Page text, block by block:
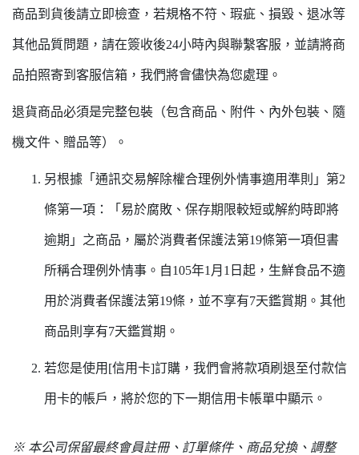
商品到貨後請立即檢查，若規格不符、瑕疵、損毀、退冰等
其他品質問題，請在簽收後24小時內與聯繫客服，並請將商
品拍照寄到客服信箱，我們將會儘快為您處理。
退貨商品必須是完整包裝（包含商品、附件、內外包裝、隨
機文件、贈品等）。
另根據「通訊交易解除權合理例外情事適用準則」第2
條第一項：「易於腐敗、保存期限較短或解約時即將
逾期」之商品，屬於消費者保護法第19條第一項但書
所稱合理例外情事。自105年1月1日起，生鮮食品不適
用於消費者保護法第19條，並不享有7天鑑賞期。其他
商品則享有7天鑑賞期。
若您是使用[信用卡]訂購，我們會將款項刷退至付款信
用卡的帳戶，將於您的下一期信用卡帳單中顯示。
※ 本公司保留最終會員註冊、訂單條件、商品兌換、調整